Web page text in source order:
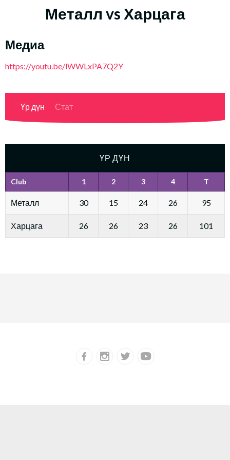
Металл vs Харцага
Медиа
https://youtu.be/lWWLxPA7Q2Y
Үр дүн Стат
ҮР ДҮН
Club 1 2 3 4 T
Металл 30 15 24 26 95
Харцага 26 26 23 26 101